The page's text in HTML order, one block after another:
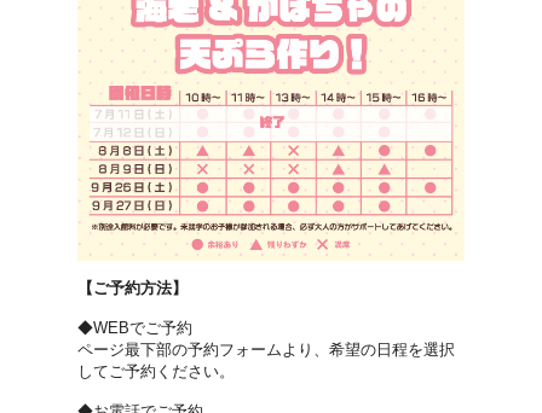
【ご予約方法】
◆WEBでご予約
ページ最下部の予約フォームより、希望の日程を選択
してご予約ください。